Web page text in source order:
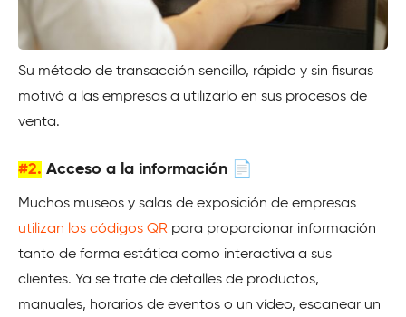
Su método de transacción sencillo, rápido y sin fisuras
motivó a las empresas a utilizarlo en sus procesos de
venta.
#2. Acceso a la información 📄
Muchos museos y salas de exposición de empresas
utilizan los códigos QR para proporcionar información
tanto de forma estática como interactiva a sus
clientes. Ya se trate de detalles de productos,
manuales, horarios de eventos o un vídeo, escanear un